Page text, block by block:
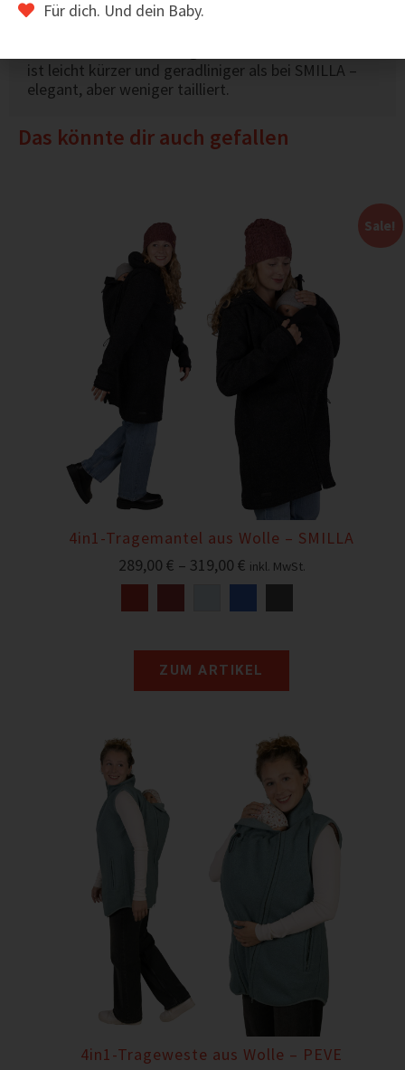
REYKJAVÍK liegen die Regulierungen der Einsätze
ist leicht kürzer und geradliniger als bei SMILLA –
elegant, aber weniger tailliert.
Das könnte dir auch gefallen
Sale!
4in1-Tragemantel aus Wolle – SMILLA
289,00 € – 319,00 € inkl. MwSt.
ZUM ARTIKEL
4in1-Trageweste aus Wolle – PEVE
Für dich. Und dein Baby.